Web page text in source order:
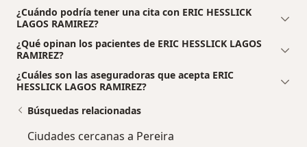
¿Cuándo podría tener una cita con ERIC HESSLICK
LAGOS RAMIREZ?
¿Qué opinan los pacientes de ERIC HESSLICK LAGOS
RAMIREZ?
¿Cuáles son las aseguradoras que acepta ERIC
HESSLICK LAGOS RAMIREZ?
Búsquedas relacionadas
Ciudades cercanas a Pereira